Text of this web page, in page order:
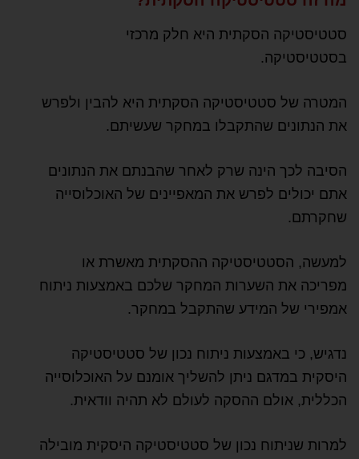
סטטיסטיקה הסקתית היא חלק מרכזי
בסטטיסטיקה.
המטרה של סטטיסטיקה הסקתית היא להבין ולפרש
את הנתונים שהתקבלו במחקר שעשיתם.
הסיבה לכך הינה שרק לאחר שהבנתם את הנתונים
אתם יכולים לפרש את המאפיינים של האוכלוסייה
שחקרתם.
למעשה, הסטטיסטיקה ההסקתית מאשרת או
מפריכה את השערות המחקר שלכם באמצעות ניתוח
אמפירי של המידע שהתקבל במחקר.
נדגיש, כי באמצעות ניתוח נכון של סטטיסטיקה
היסקית במדגם ניתן להשליך אומנם על האוכלוסייה
הכללית, אולם ההסקה לעולם לא תהיה וודאית.
למרות שניתוח נכון של סטטיסטיקה היסקית מובילה